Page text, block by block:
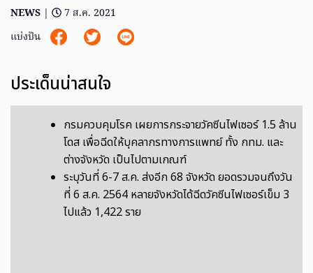
NEWS |
7 ส.ค. 2021
แบ่งปัน
ประเด็นน่าสนใจ
กรมควบคุมโรค เผยการกระจายวัคซีนไฟเซอร์ 1.5 ล้าน
โดส เพื่อฉีดให้บุคลากรทางการแพทย์ ทั้ง กทม. และ
ต่างจังหวัด เป็นไปตามเกณฑ์
ระบุวันที่ 6-7 ส.ค. ส่งอีก 68 จังหวัด ยอดรวมจนถึงวัน
ที่ 6 ส.ค. 2564 หลายจังหวัดได้ฉีดวัคซีนไฟเซอร์เข็ม 3
ไปแล้ว 1,422 ราย